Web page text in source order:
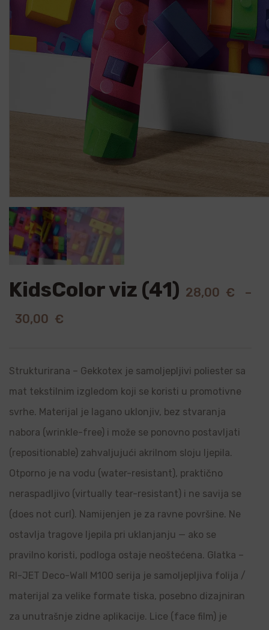
KidsColor viz (41) 28,00 €
–
30,00 €
Strukturirana – Gekkotex je samoljepljivi poliester sa
mat tekstilnim izgledom koji se koristi u promotivne
svrhe. Materijal je lagano uklonjiv, bez stvaranja
nabora (wrinkle-free) i može se ponovno postavljati
(repositionable) zahvaljujući akrilnom sloju ljepila.
Otporno je na vodu (water-resistant), praktično
neraspadljivo (virtually tear-resistant) i ne savija se
(does not curl). Namijenjen je za ravne površine. Ne
ostavlja tragove ljepila pri uklanjanju — ako se
pravilno koristi, podloga ostaje neoštećena. Glatka –
RI-JET Deco-Wall M100 serija je samoljepljiva folija /
materijal za velike formate tiska, posebno dizajniran
za unutrašnje zidne aplikacije. Lice (face film) je